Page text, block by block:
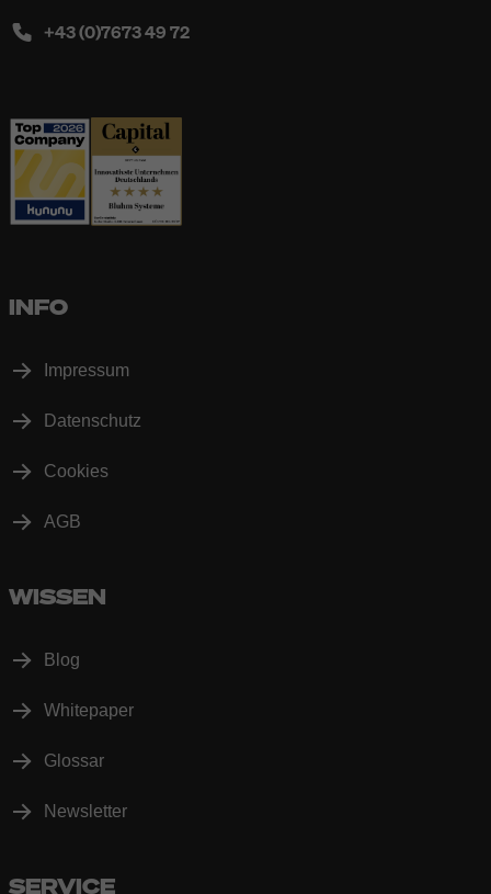
+43 (0)7673 49 72
INFO
Impressum
Datenschutz
Cookies
AGB
WISSEN
Blog
Whitepaper
Glossar
Newsletter
SERVICE